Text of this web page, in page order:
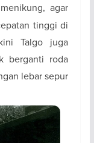
agar
tinggi di
Talgo juga
berganti roda
lebar sepur